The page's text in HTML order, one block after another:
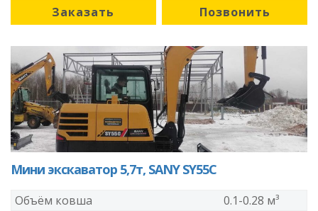
Заказать Позвонить
Мини экскаватор 5,7т, SANY SY55С
Объём ковша 0.1-0.28 м³